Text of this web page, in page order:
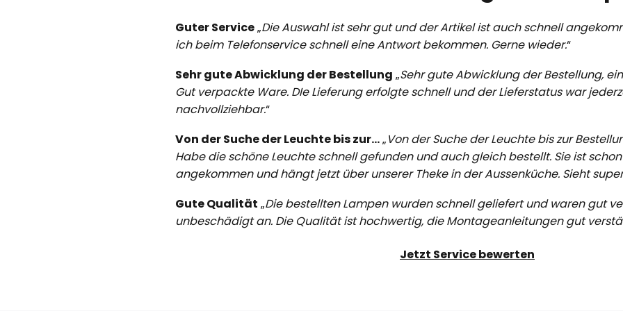
Guter Service„Die Auswahl ist sehr gut und der Artikel ist auch schnell
ich beim Telefonservice schnell eine Antwort bekommen. Gerne wieder.“
Sehr gute Abwicklung der Bestellung „Sehr gute Abwicklung der Bestellung,
Gut verpackte Ware. DIe Lieferung erfolgte schnell und der Lieferstatus war
nachvollziehbar.“
Von der Suche der Leuchte bis zur...„Von der Suche der Leuchte bis zur
Habe die schöne Leuchte schnell gefunden und auch gleich bestellt. Sie ist
angekommen und hängt jetzt über unserer Theke in der Aussenküche. Sieht
Gute Qualität „Die bestellten Lampen wurden schnell geliefert und waren gut
unbeschädigt an. Die Qualität ist hochwertig, die Montageanleitungen gut
Jetzt Service bewerten